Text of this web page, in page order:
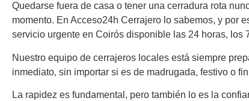
Quedarse fuera de casa o tener una cerradura rota
momento. En Acceso24h Cerrajero lo sabemos, y por
servicio urgente en Coirós disponible las 24 horas, los
Nuestro equipo de cerrajeros locales está siempre
inmediato, sin importar si es de madrugada, festivo o
La rapidez es fundamental, pero también lo es la